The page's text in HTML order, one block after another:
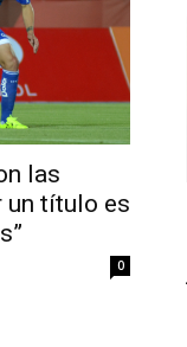
las
un título es
0